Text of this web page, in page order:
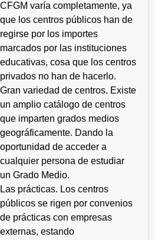
CFGM varía completamente, ya
que los centros públicos han de
regirse por los importes
marcados por las instituciones
educativas, cosa que los centros
privados no han de hacerlo.
Gran variedad de centros. Existe
un amplio catálogo de centros
que imparten grados medios
geográficamente. Dando la
oportunidad de acceder a
cualquier persona de estudiar
un Grado Medio.
Las prácticas. Los centros
públicos se rigen por convenios
de prácticas con empresas
externas, estando